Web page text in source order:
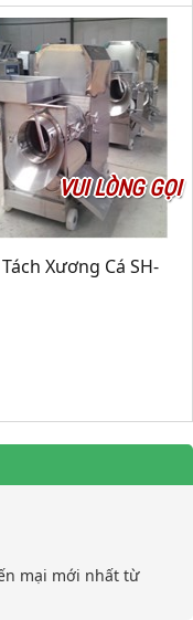
VUI LÒNG GỌI
Xương Cá SH-
mại mới nhất từ